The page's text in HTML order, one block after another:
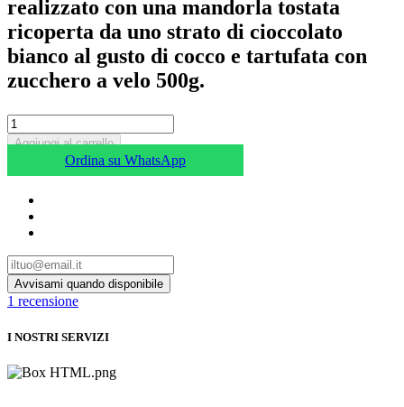
realizzato con una mandorla tostata
ricoperta da uno strato di cioccolato
bianco al gusto di cocco e tartufata con
zucchero a velo 500g.
Aggiungi al carrello
Ordina su WhatsApp
1 recensione
I NOSTRI SERVIZI